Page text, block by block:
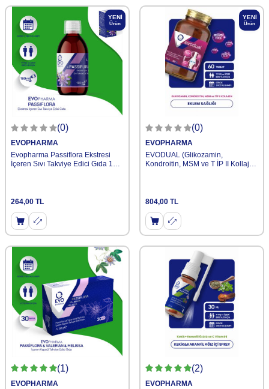
YENI
Ürün
(0)
EVOPHARMA
Evopharma Passiflora Ekstresi
İçeren Sıvı Takviye Edici Gıda 180
264,00 TL
YENI
Ürün
(0)
EVOPHARMA
EVODUAL (Glikozamin,
Kondroitin, MSM ve T İP II Kollajen
804,00 TL
(1)
EVOPHARMA
(2)
EVOPHARMA